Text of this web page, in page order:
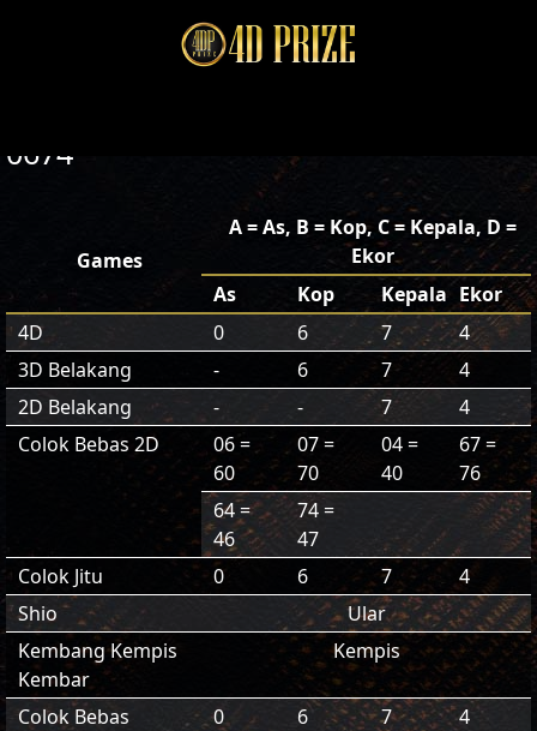
0674
Games
A = As, B = Kop, C = Kepala, D =
Ekor
As
Kop Kepala Ekor
4D
0 6 7
4
3D Belakang
- 6 7
4
2D Belakang
- - 7
4
Colok Bebas 2D
06 =
60
07 =
70
04 =
40
67 =
76
64 =
46
74 =
47
Colok Jitu
0 6 7
4
Shio
Ular
Kembang Kempis
Kembar
Kempis
Colok Bebas 0 6 7
4